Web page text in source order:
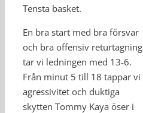
Tensta basket.
En bra start med bra försvar
och bra offensiv returtagning
tar vi ledningen med 13-6.
Från minut 5 till 18 tappar vi
agressivitet och duktiga
skytten Tommy Kaya öser i